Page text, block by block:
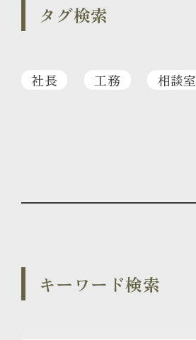
タグ検索
社長 工務 相談室
キーワード検索